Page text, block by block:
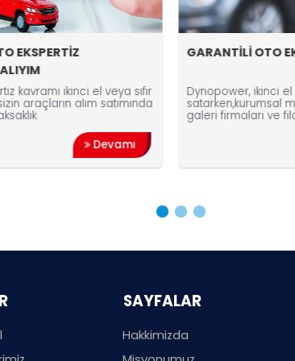
GARANTİLİ OTO EKSPERTİZ
Dynopower, ikinci el araç alıp
satarken,kurumsal müşterilerimiz olan
galeri firmaları ve filo firmal
SAYFALAR
Hakkimizda